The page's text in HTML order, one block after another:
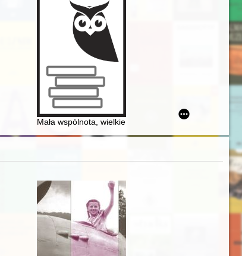
Iranu w sierpniu 1942 r. : (uwagi na marginesie
znaki : terapia okultystyczno-magiczna w arabskojęzycznym
Mała wspólnota, wielkie owoce : historia parafii w